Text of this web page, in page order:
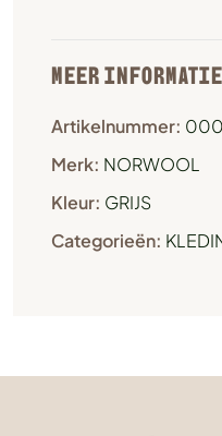
MEER INFORMATIE
Artikelnummer:
Merk: NORWOOL
Kleur: GRIJS
Categorieën: